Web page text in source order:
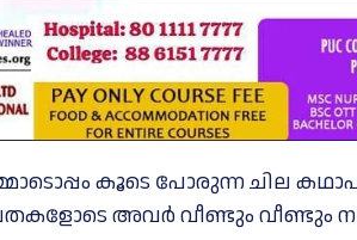
കൂടെ പോരുന്ന ചില
അവർ വീണ്ടും വീണ്ടും